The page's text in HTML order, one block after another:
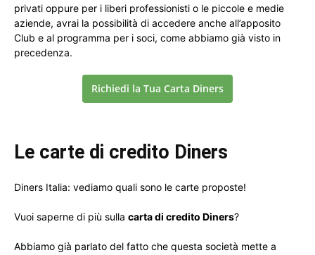
privati oppure per i liberi professionisti o le piccole e medie
aziende, avrai la possibilità di accedere anche all’apposito
Club e al programma per i soci, come abbiamo già visto in
precedenza.
Richiedi la Tua Carta Diners
Le carte di credito Diners
Diners Italia: vediamo quali sono le carte proposte!
Vuoi saperne di più sulla carta di credito Diners?
Abbiamo già parlato del fatto che questa società mette a